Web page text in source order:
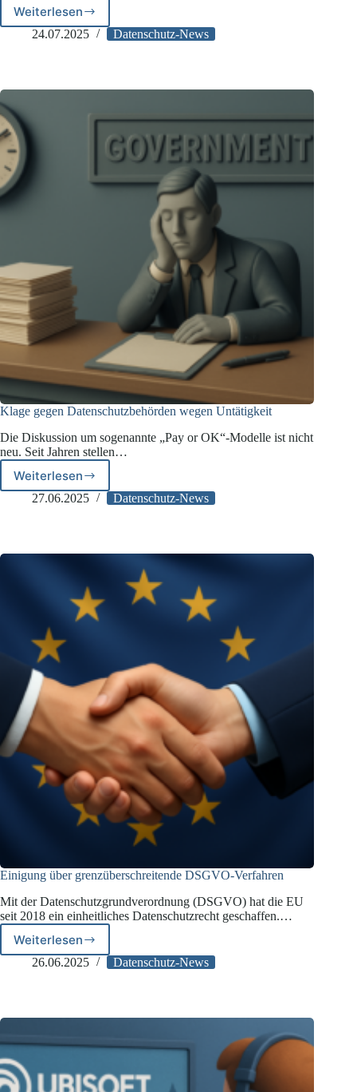
WeiterlesenAuskunftsbeschwerde
gegen
WeChat
24.07.2025 Datenschutz-News
Klage gegen Datenschutzbehörden wegen Untätigkeit
Die Diskussion um sogenannte „Pay or OK“-Modelle ist nicht
neu. Seit Jahren stellen…
Weiterlesen
Klage
gegen
27.06.2025 Datenschutz-News
Einigung über grenzüberschreitende DSGVO-Verfahren
Mit der Datenschutzgrundverordnung (DSGVO) hat die EU
seit 2018 ein einheitliches Datenschutzrecht geschaffen.…
Weiterlesen
Einigung
über
26.06.2025 Datenschutz-News